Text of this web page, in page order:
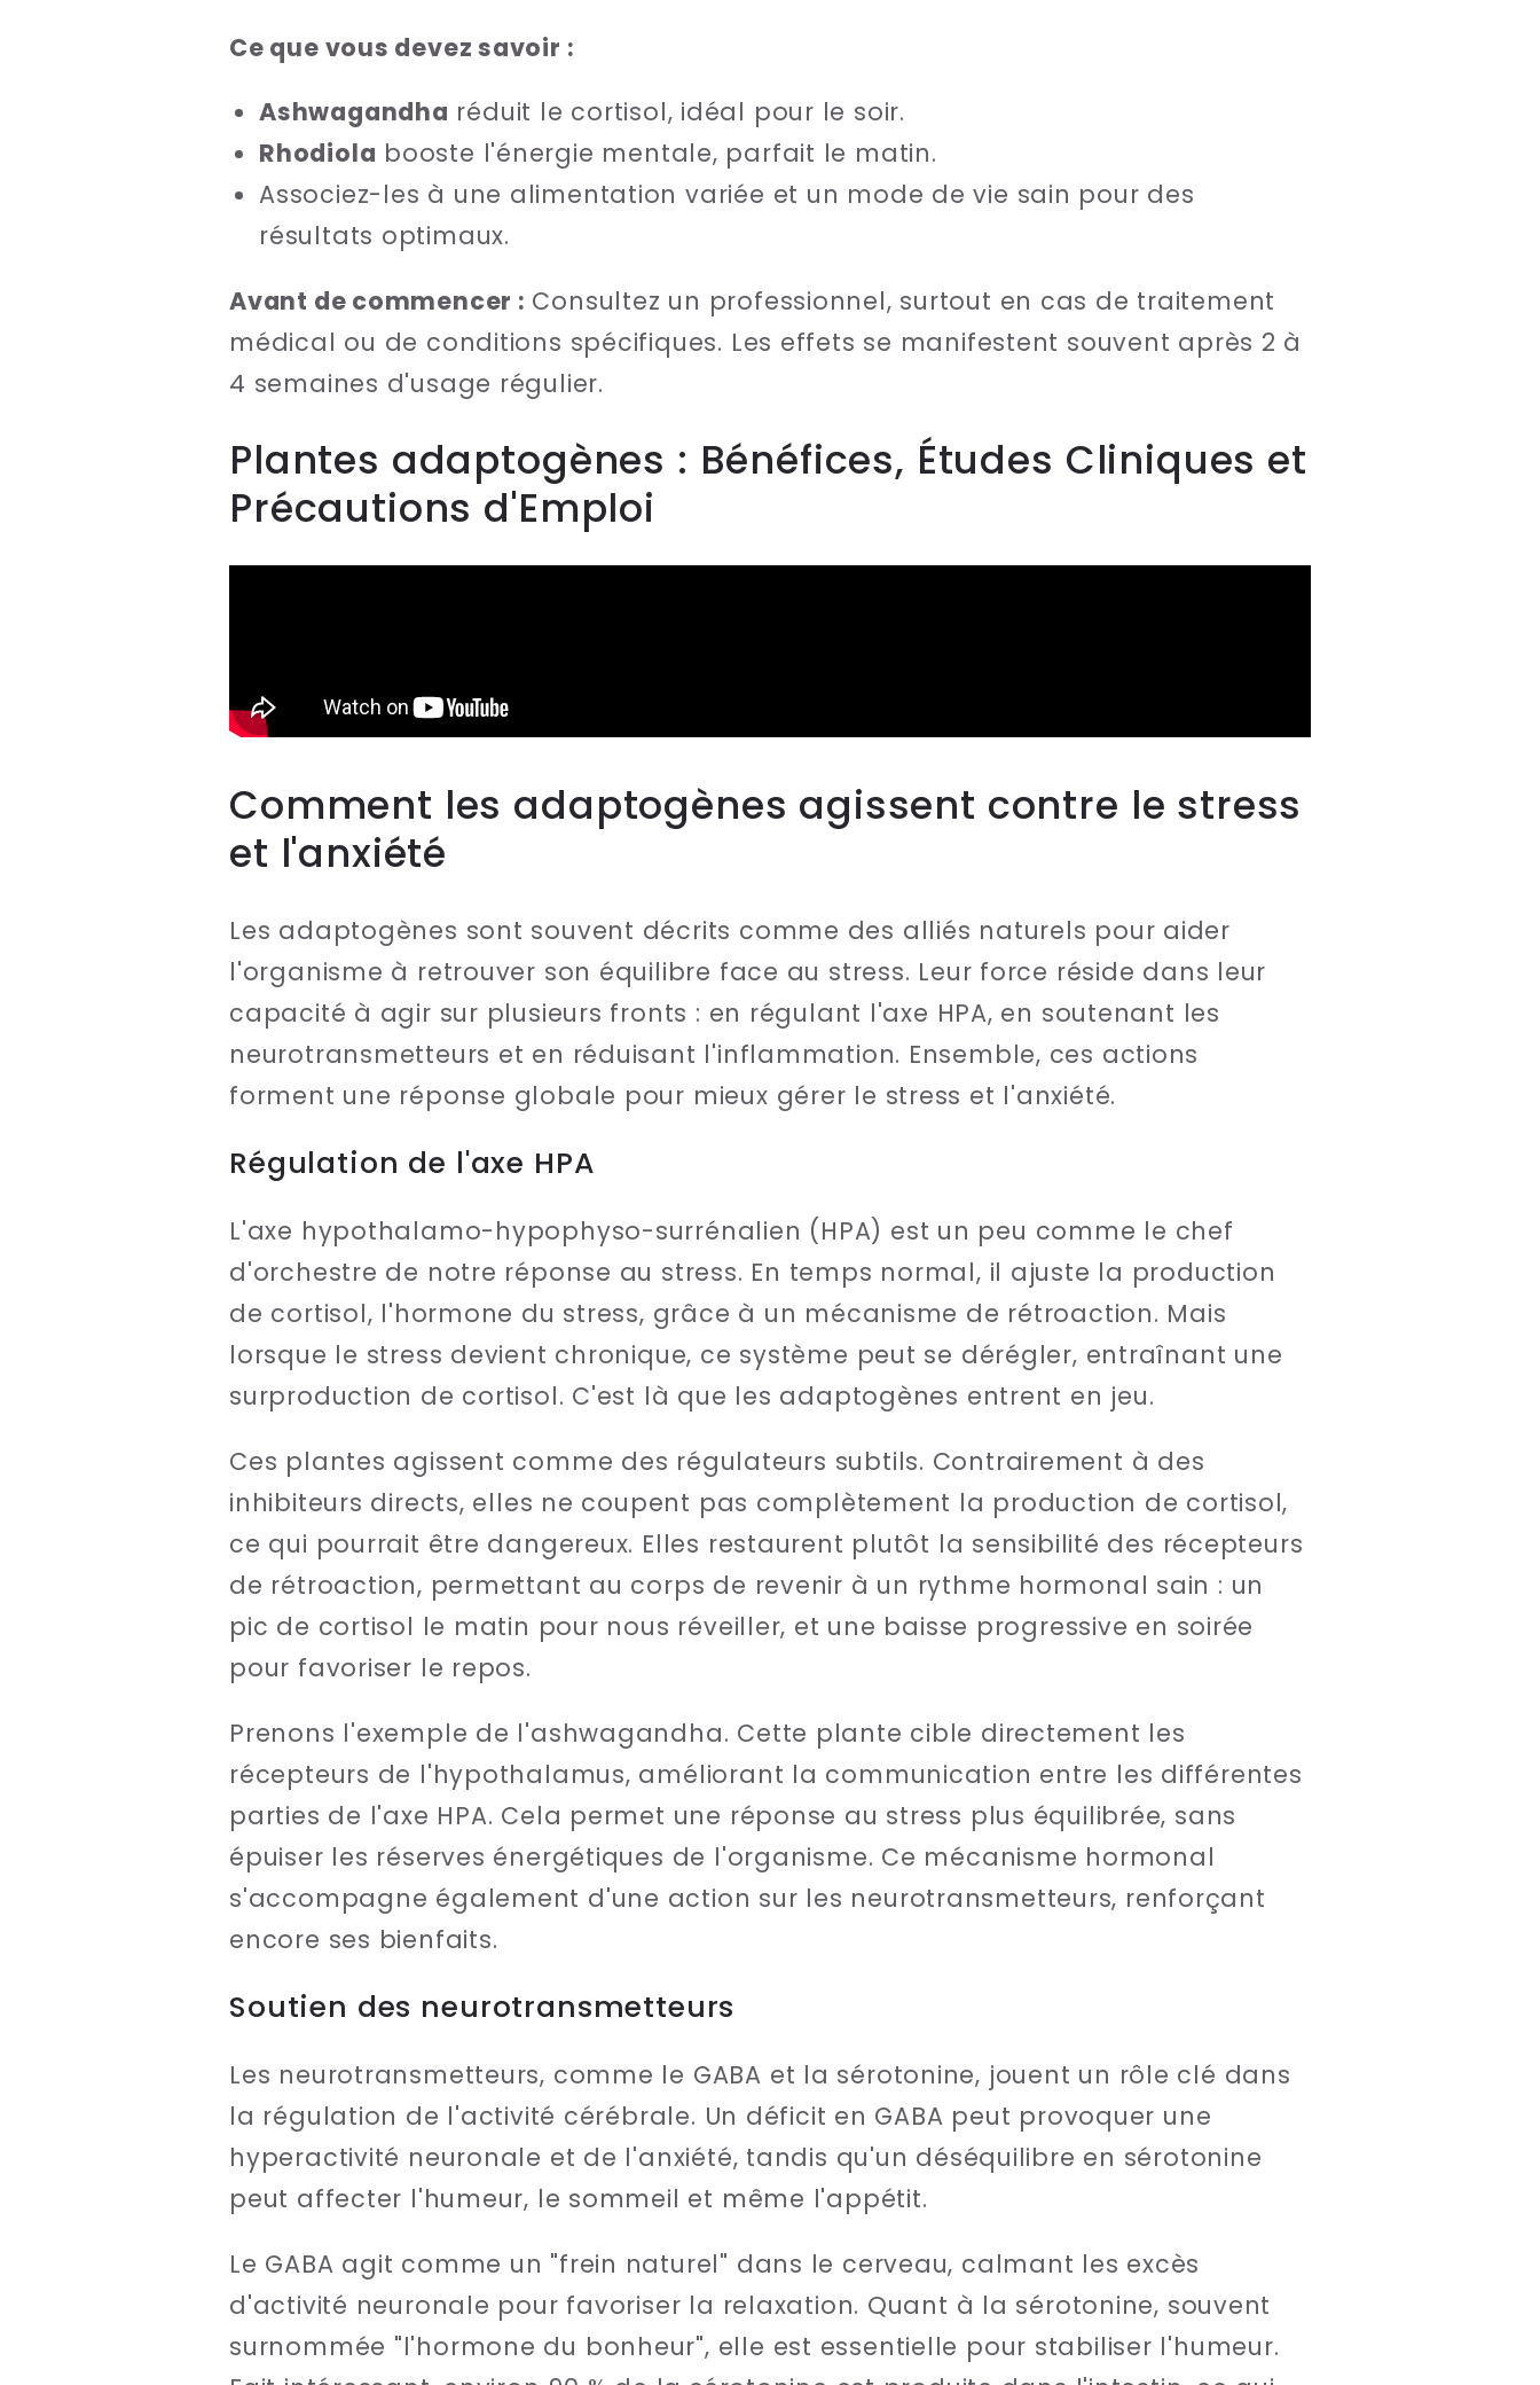
Ce que vous devez savoir :
Ashwagandha réduit le cortisol, idéal pour le soir.
Rhodiola booste l'énergie mentale, parfait le matin.
Associez-les à une alimentation variée et un mode de vie sain pour des
résultats optimaux.
Avant de commencer : Consultez un professionnel, surtout en cas de traitement
médical ou de conditions spécifiques. Les effets se manifestent souvent après 2 à
4 semaines d'usage régulier.
Plantes adaptogènes : Bénéfices, Études Cliniques et
Précautions d'Emploi
Comment les adaptogènes agissent contre le stress
et l'anxiété
Les adaptogènes sont souvent décrits comme des alliés naturels pour aider
l'organisme à retrouver son équilibre face au stress. Leur force réside dans leur
capacité à agir sur plusieurs fronts : en régulant l'axe HPA, en soutenant les
neurotransmetteurs et en réduisant l'inflammation. Ensemble, ces actions
forment une réponse globale pour mieux gérer le stress et l'anxiété.
Régulation de l'axe HPA
L'axe hypothalamo-hypophyso-surrénalien (HPA) est un peu comme le chef
d'orchestre de notre réponse au stress. En temps normal, il ajuste la production
de cortisol, l'hormone du stress, grâce à un mécanisme de rétroaction. Mais
lorsque le stress devient chronique, ce système peut se dérégler, entraînant une
surproduction de cortisol. C'est là que les adaptogènes entrent en jeu.
Ces plantes agissent comme des régulateurs subtils. Contrairement à des
inhibiteurs directs, elles ne coupent pas complètement la production de cortisol,
ce qui pourrait être dangereux. Elles restaurent plutôt la sensibilité des récepteurs
de rétroaction, permettant au corps de revenir à un rythme hormonal sain : un
pic de cortisol le matin pour nous réveiller, et une baisse progressive en soirée
pour favoriser le repos.
Prenons l'exemple de l'ashwagandha. Cette plante cible directement les
récepteurs de l'hypothalamus, améliorant la communication entre les différentes
parties de l'axe HPA. Cela permet une réponse au stress plus équilibrée, sans
épuiser les réserves énergétiques de l'organisme. Ce mécanisme hormonal
s'accompagne également d'une action sur les neurotransmetteurs, renforçant
encore ses bienfaits.
Soutien des neurotransmetteurs
Les neurotransmetteurs, comme le GABA et la sérotonine, jouent un rôle clé dans
la régulation de l'activité cérébrale. Un déficit en GABA peut provoquer une
hyperactivité neuronale et de l'anxiété, tandis qu'un déséquilibre en sérotonine
peut affecter l'humeur, le sommeil et même l'appétit.
Le GABA agit comme un "frein naturel" dans le cerveau, calmant les excès
d'activité neuronale pour favoriser la relaxation. Quant à la sérotonine, souvent
surnommée "l'hormone du bonheur", elle est essentielle pour stabiliser l'humeur.